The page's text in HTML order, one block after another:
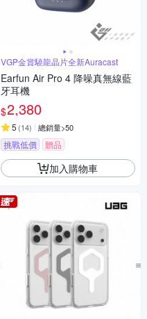
VGP金賞驍龍晶片全新Auracast
Earfun Air Pro 4 降噪真無線藍
牙耳機
$2,380
5 (14) 總銷量>50
挑戰低價 贈品
加入購物車